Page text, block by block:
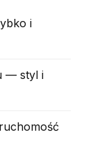
i
— styl i